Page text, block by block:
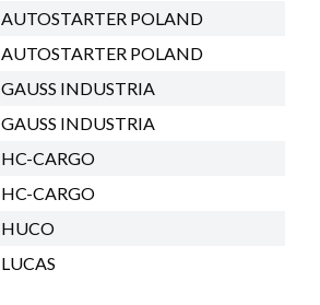
AUTOSTARTER POLAND
AUTOSTARTER POLAND
GAUSS INDUSTRIA
GAUSS INDUSTRIA
HC-CARGO
HC-CARGO
HUCO
LUCAS